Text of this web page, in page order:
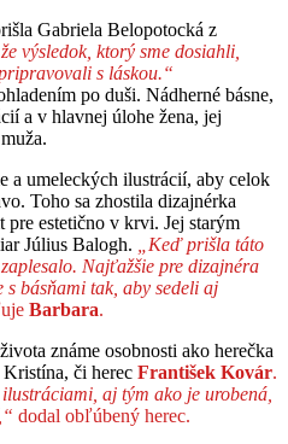
Gabriela Belopotocká z
výsledok, ktorý sme dosiahli,
s láskou.“
po duši. Nádherné básne,
a v hlavnej úlohe žena, jej
a umeleckých ilustrácií, aby celok
Toho sa zhostila dizajnérka
estetično v krvi. Jej starým
Július Balogh.
„Keď prišla táto
Najťažšie pre dizajnéra
básňami tak, aby sedeli aj
Barbara.
známe osobnosti ako herečka
či herec František Kovár.
aj tým ako je urobená,
dodal obľúbený herec.